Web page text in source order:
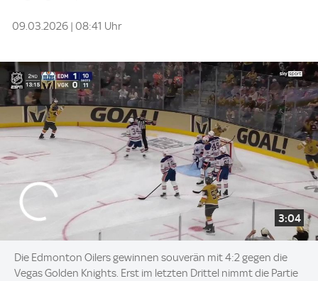
09.03.2026 | 08:41 Uhr
3:04
Die Edmonton Oilers gewinnen souverän mit 4:2 gegen die
Vegas Golden Knights. Erst im letzten Drittel nimmt die Partie